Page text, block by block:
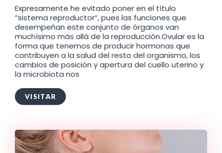
Expresamente he evitado poner en el título
“sistema reproductor“, pues las funciones que
desempeñan este conjunto de órganos van
muchísimo más allá de la reproducción.Ovular es la
forma que tenemos de producir hormonas que
contribuyen a la salud del resto del organismo, los
cambios de posición y apertura del cuello uterino y
la microbiota nos
VISITAR